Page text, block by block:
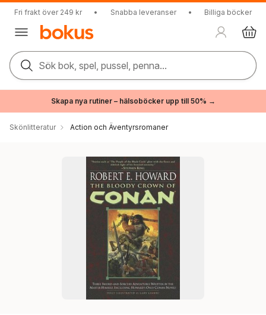
Fri frakt över 249 kr • Snabba leveranser • Billiga böcker
Sök bok, spel, pussel, penna...
Skapa nya rutiner – hälsoböcker upp till 50% →
Skönlitteratur Action och Äventyrsromaner